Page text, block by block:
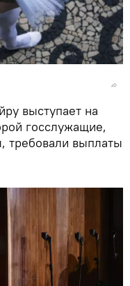
выступает на
госслужащие,
требовали выплаты